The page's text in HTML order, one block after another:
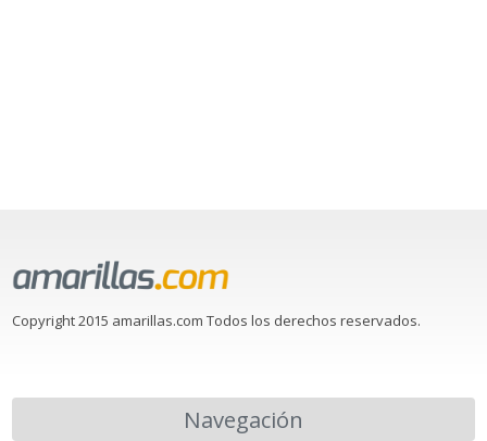
Copyright 2015 amarillas.com Todos los derechos reservados.
Navegación